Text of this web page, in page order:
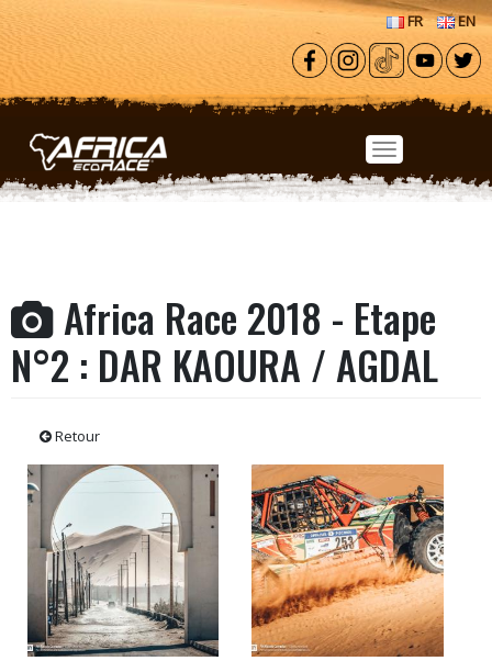
Aller au contenu principal
FR EN
Africa Race 2018 - Etape
N°2 : DAR KAOURA / AGDAL
Retour